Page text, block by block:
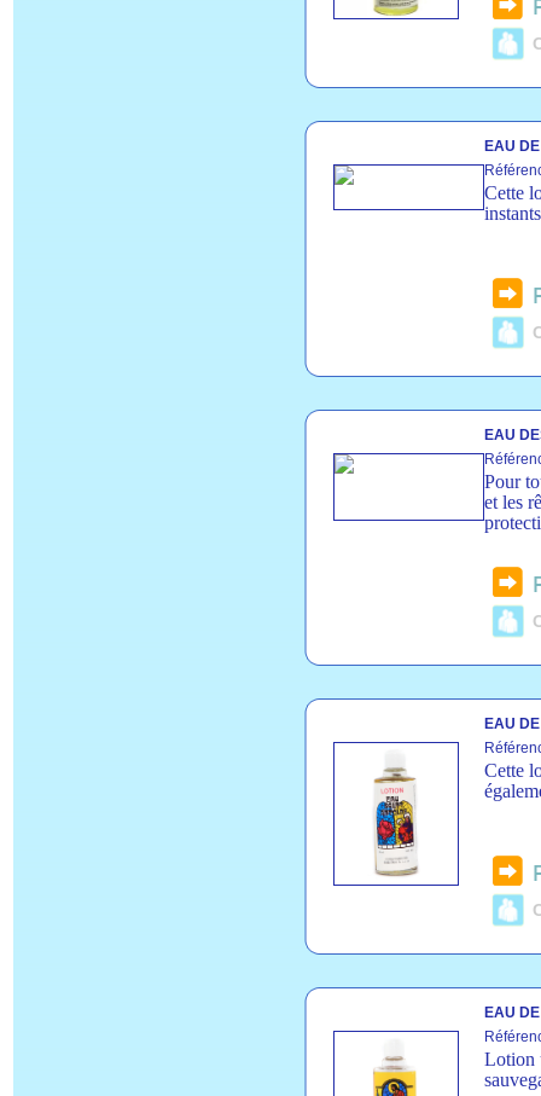
EAU
Cette
EAU
Pour
et les
EAU
Cette
EAU
Lotion